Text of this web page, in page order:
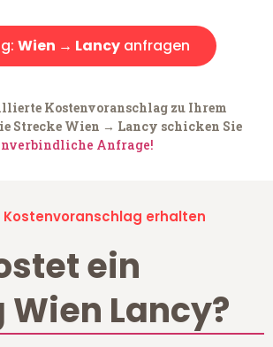
Wien → Lancyanfragen
Kostenvoranschlag zu Ihrem
Strecke Wien → Lancy schicken Sie
Anfrage!
Kostenvoranschlag erhalten
ein
Wien Lancy?